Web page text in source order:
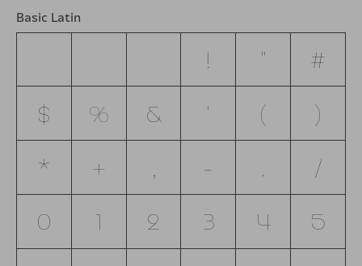
Basic Latin
! "
#
$
% & ' (
)
*
+ - .
/
0
1 2 3 4
5